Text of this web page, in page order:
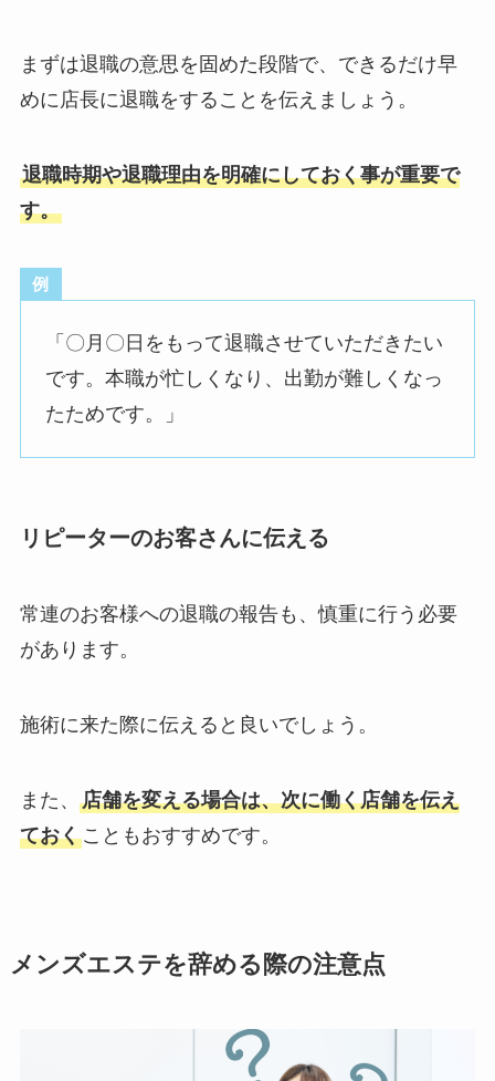
まずは退職の意思を固めた段階で、できるだけ早
めに店長に退職をすることを伝えましょう。
退職時期や退職理由を明確にしておく事が重要で
す。
例
「〇月〇日をもって退職させていただきたい
です。本職が忙しくなり、出勤が難しくなっ
たためです。」
リピーターのお客さんに伝える
常連のお客様への退職の報告も、慎重に行う必要
があります。
施術に来た際に伝えると良いでしょう。
また、 店舗を変える場合は、次に働く店舗を伝え
ておくこともおすすめです。
メンズエステを辞める際の注意点